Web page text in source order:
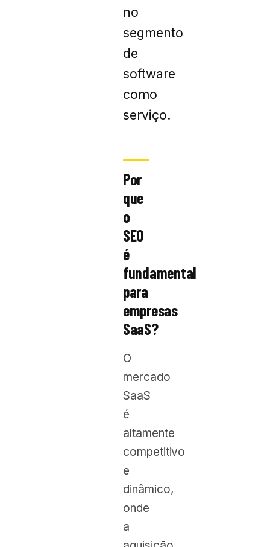
no
segmento
de
software
como
serviço.
Por
que
o
SEO
é
fundamental
para
empresas
SaaS?
O
mercado
SaaS
é
altamente
competitivo
e
dinâmico,
onde
a